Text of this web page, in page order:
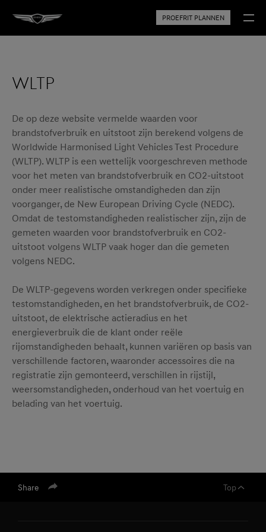
PROEFRIT PLANNEN
WLTP
De op deze website vermelde waarden voor
brandstofverbruik en uitstoot zijn berekend volgens de
Worldwide Harmonised Light Vehicles Test Procedure
(WLTP). WLTP is een wettelijk voorgeschreven methode
voor het meten van brandstofverbruik en CO2-uitstoot
onder meer realistische omstandigheden dan zijn
voorganger, de New European Driving Cycle (NEDC).
Omdat de testomstandigheden realistischer zijn, zijn de
gemeten waarden voor brandstofverbruik en CO2-
uitstoot volgens WLTP vaak hoger dan die gemeten
volgens NEDC.
De WLTP-gegevens worden verkregen onder specifieke
testomstandigheden, en het brandstofverbruik, de CO2-
uitstoot, de elektrische actieradius en het
energieverbruik die de klant onder reële
rijomstandigheden behaalt, kunnen variëren op basis van
verschillende factoren, waaronder accessoires die na
registratie zijn gemonteerd, verschillen in rijstijl,
weersomstandigheden, onderhoud van het voertuig en
belading van het voertuig.
Share Top